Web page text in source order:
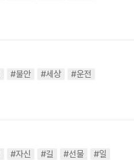
#불안 #세상
#운전
#자신 #길 #선물
#일